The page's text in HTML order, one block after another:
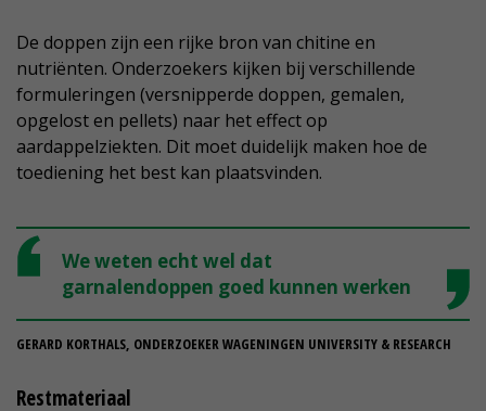
De doppen zijn een rijke bron van chitine en
nutriënten. Onderzoekers kijken bij verschillende
formuleringen (versnipperde doppen, gemalen,
opgelost en pellets) naar het effect op
aardappelziekten. Dit moet duidelijk maken hoe de
toediening het best kan plaatsvinden.
We weten echt wel dat
garnalendoppen goed kunnen werken
GERARD KORTHALS, ONDERZOEKER WAGENINGEN UNIVERSITY & RESEARCH
Restmateriaal